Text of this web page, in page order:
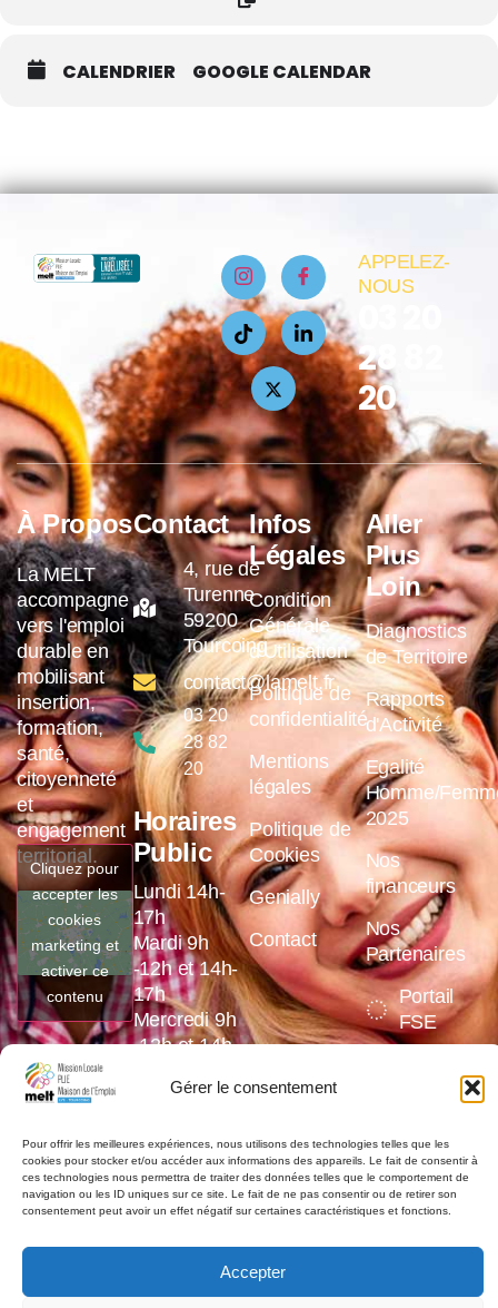
Gérer le consentement
Pour offrir les meilleures expériences, nous utilisons des technologies telles que les
cookies pour stocker et/ou accéder aux informations des appareils. Le fait de consentir à
ces technologies nous permettra de traiter des données telles que le comportement de
navigation ou les ID uniques sur ce site. Le fait de ne pas consentir ou de retirer son
consentement peut avoir un effet négatif sur certaines caractéristiques et fonctions.
Accepter
CALENDRIER GOOGLE CALENDAR
APPELEZ-
NOUS
28 82
20
À Propos
La MELT
accompagne
vers l'emploi
durable en
mobilisant
insertion,
formation,
santé,
citoyenneté
et
engagement
territorial.
Cliquez pour
accepter les
cookies
marketing et
activer ce
contenu
Contact
4, rue de
Turenne
59200
Tourcoing
contact@lamelt.fr
03 20
28 82
20
Horaires
Public
Lundi 14h-
17h
Mardi 9h
-12h et 14h-
17h
Mercredi 9h
-12h et 14h-
Jeudi 9h
17h
Vendredi 9h
-12h et 14h-
Infos
Légales
Condition
Générale
d'Utilisation
Politique de
confidentialité
Mentions
légales
Politique de
Cookies
Genially
Contact
Aller
Plus
Loin
Diagnostics
de Territoire
Rapports
d'Activité
Egalité
Homme/
2025
Nos
financeurs
Nos
Partenaires
Portail
FSE